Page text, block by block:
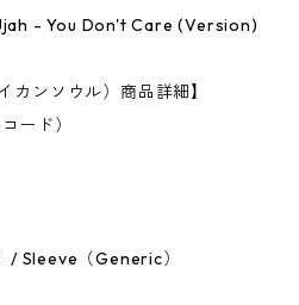
- You Don't Care (Version)
カンソウル）商品詳細】
ード）
Sleeve（Generic）